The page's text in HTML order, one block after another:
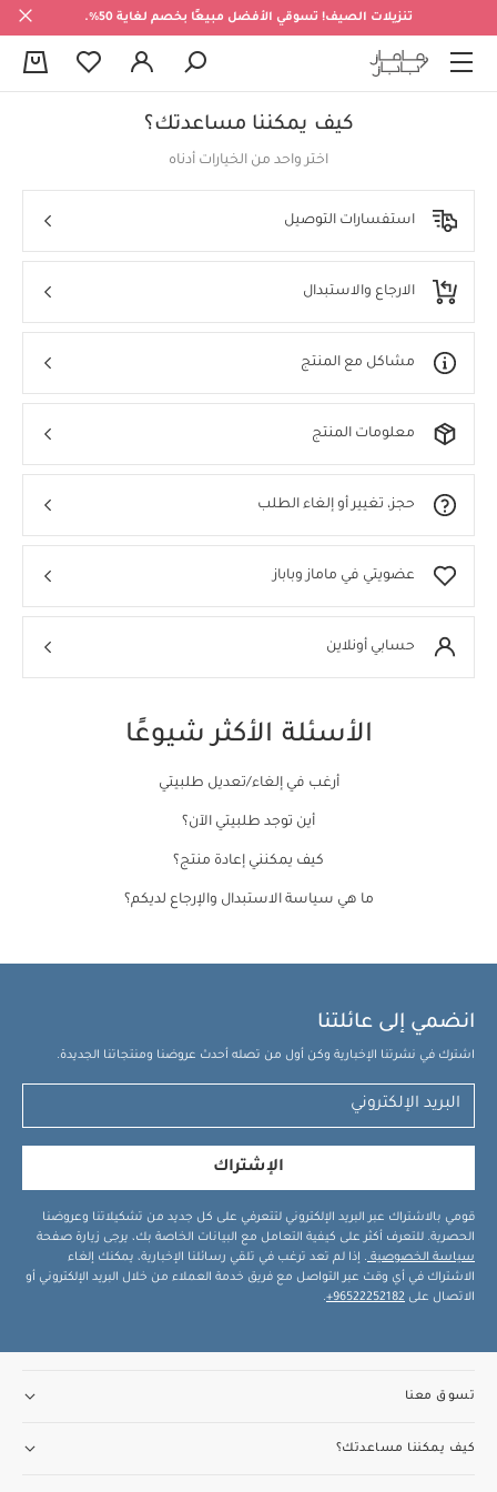
تنزيلات الصيف! تسوقي الأفضل مبيعًا بخصم لغاية 50%.
كيف يمكننا مساعدتك؟
اختر واحد من الخيارات أدناه
استفسارات التوصيل
الارجاع والاستبدال
مشاكل مع المنتج
معلومات المنتج
حجز، تغيير أو إلغاء الطلب
عضويتي في ماماز وباباز
حسابي أونلاين
الأسئلة الأكثر شيوعًا
أرغب في إلغاء/تعديل طلبيتي
أين توجد طلبيتي الآن؟
كيف يمكنني إعادة منتج؟
ما هي سياسة الاستبدال والإرجاع لديكم؟
انضمي إلى عائلتنا
اشترك في نشرتنا الإخبارية وكن أول من تصله أحدث عروضنا ومنتجاتنا الجديدة.
الإشتراك
قومي بالاشتراك عبر البريد الإلكتروني لتتعرفي على كل جديد من تشكيلاتنا وعروضنا
الحصرية. للتعرف أكثر على كيفية التعامل مع البيانات الخاصة بك، يرجى زيارة صفحة
سياسة الخصوصية . إذا لم تعد ترغب في تلقي رسائلنا الإخبارية، يمكنك إلغاء
الاشتراك في أي وقت عبر التواصل مع فريق خدمة العملاء من خلال البريد الإلكتروني أو
الاتصال على 96522252182+
.
تسوق معنا
كيف يمكننا مساعدتك؟